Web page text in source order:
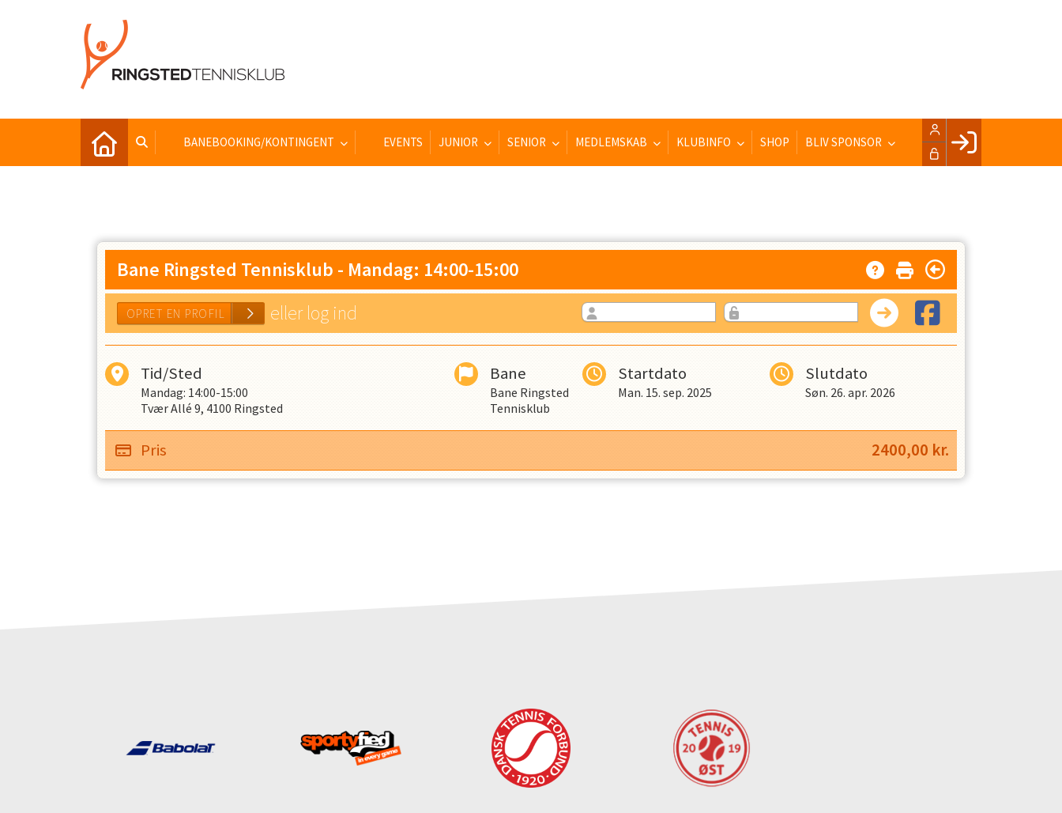
BANEBOOKING/KONTINGENT EVENTS JUNIOR SENIOR MEDLEMSKAB KLUBINFO SHOP BLIV SPONSOR
LOG IND
Bane Ringsted Tennisklub - Mandag: 14:00-15:00
eller log ind
Tid/Sted
Mandag: 14:00-15:00
Tvær Allé 9, 4100 Ringsted
Bane
Bane Ringsted
Tennisklub
Startdato
Man. 15. sep. 2025
Slutdato
Søn. 26. apr. 2026
Pris 2400,00 kr.